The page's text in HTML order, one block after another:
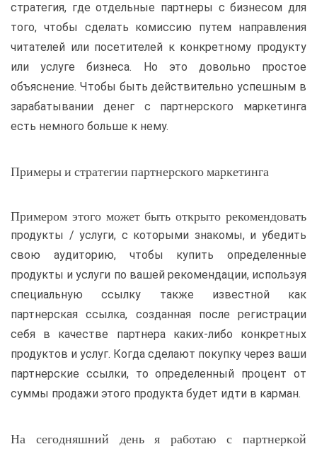
стратегия, где отдельные партнеры с бизнесом для
того, чтобы сделать комиссию путем направления
читателей или посетителей к конкретному продукту
или услуге бизнеса. Но это довольно простое
объяснение. Чтобы быть действительно успешным в
зарабатывании денег с партнерского маркетинга
есть немного больше к нему.
Примеры и стратегии партнерского маркетинга
Примером этого может быть открыто рекомендовать
продукты / услуги, с которыми знакомы, и убедить
свою аудиторию, чтобы купить определенные
продукты и услуги по вашей рекомендации, используя
специальную ссылку также известной как
партнерская ссылка, созданная после регистрации
себя в качестве партнера каких-либо конкретных
продуктов и услуг. Когда сделают покупку через ваши
партнерские ссылки, то определенный процент от
суммы продажи этого продукта будет идти в карман.
На сегодняшний день я работаю с партнеркой